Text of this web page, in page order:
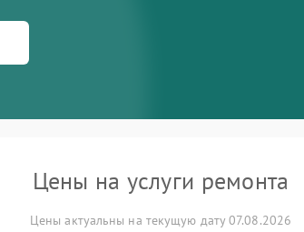
Цены на услуги ремонта
Цены актуальны на текущую дату 07.08.2026